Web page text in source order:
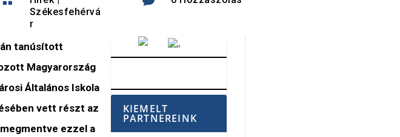
Székesfehérvá
r
tanúsított
Magyarország
Általános Iskola
vett részt az
ezzel a
KIEMELT
PARTNEREINK